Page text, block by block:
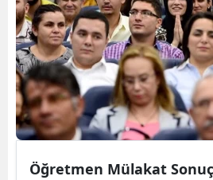
Öğretmen Mülakat